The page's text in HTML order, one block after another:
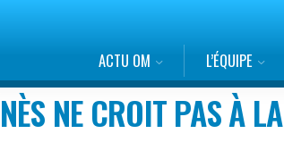
ACTU OM L’ÉQUIPE
NE CROIT PAS À LA